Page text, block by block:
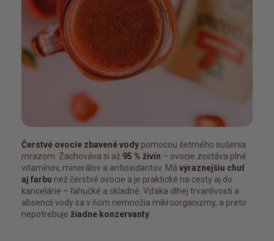
Čerstvé ovocie zbavené vody pomocou šetrného sušenia
mrazom. Zachováva si až 95 % živín – ovocie zostáva plné
vitamínov, minerálov a antioxidantov. Má výraznejšiu chuť
aj farbu než čerstvé ovocie a je praktické na cesty aj do
kancelárie – ľahučké a skladné. Vďaka dlhej trvanlivosti a
absencii vody sa v ňom nemnožia mikroorganizmy, a preto
nepotrebuje žiadne konzervanty.